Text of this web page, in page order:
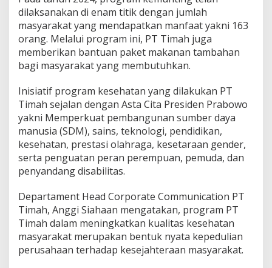
dilaksanakan di enam titik dengan jumlah
masyarakat yang mendapatkan manfaat yakni 163
orang. Melalui program ini, PT Timah juga
memberikan bantuan paket makanan tambahan
bagi masyarakat yang membutuhkan.
Inisiatif program kesehatan yang dilakukan PT
Timah sejalan dengan Asta Cita Presiden Prabowo
yakni Memperkuat pembangunan sumber daya
manusia (SDM), sains, teknologi, pendidikan,
kesehatan, prestasi olahraga, kesetaraan gender,
serta penguatan peran perempuan, pemuda, dan
penyandang disabilitas.
Departament Head Corporate Communication PT
Timah, Anggi Siahaan mengatakan, program PT
Timah dalam meningkatkan kualitas kesehatan
masyarakat merupakan bentuk nyata kepedulian
perusahaan terhadap kesejahteraan masyarakat.